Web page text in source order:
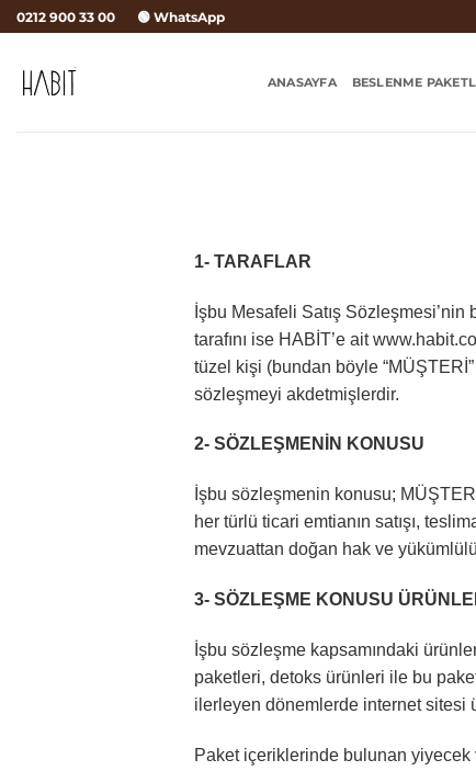
İçeriğe
atla
0212 900 33 00 🟢 WhatsApp
ANASAYFA BESLENME
1- TARAFLAR
İşbu Mesafeli Satış Sözleşmesi’nin
tarafını ise HABİT’e ait
tüzel kişi (bundan böyle
sözleşmeyi akdetmişlerdir.
2- SÖZLEŞMENİN KONUSU
İşbu sözleşmenin konusu;
her türlü ticari emtianın satışı,
mevzuattan doğan hak ve
3- SÖZLEŞME KONUSU
İşbu sözleşme kapsamındaki
paketleri, detoks ürünleri ile bu
ilerleyen dönemlerde internet sitesi
Paket içeriklerinde bulunan yiyecek